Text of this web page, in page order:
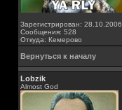
Зарегистрирован: 28.10.2006
Сообщения: 528
Откуда: Кемерово
Вернуться к началу
Lobzik
Almost God